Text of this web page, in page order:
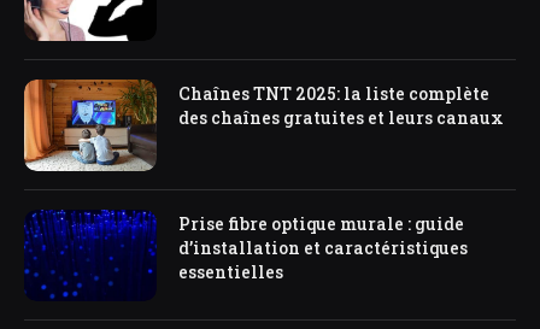
Chaînes TNT 2025: la liste complète
des chaînes gratuites et leurs canaux
Prise fibre optique murale : guide
d’installation et caractéristiques
essentielles